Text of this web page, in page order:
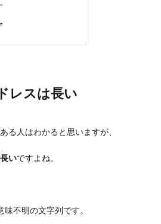
レスは長い
る人はわかると思いますが、
いですよね。
不明の文字列です。